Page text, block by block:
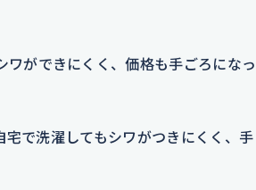
ワができにくく、価格も手ごろになっ
で洗濯してもシワがつきにくく、手